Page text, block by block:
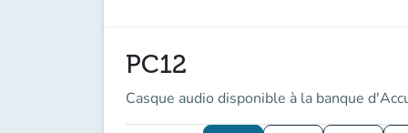
PC12
Casque audio disponible à la banque